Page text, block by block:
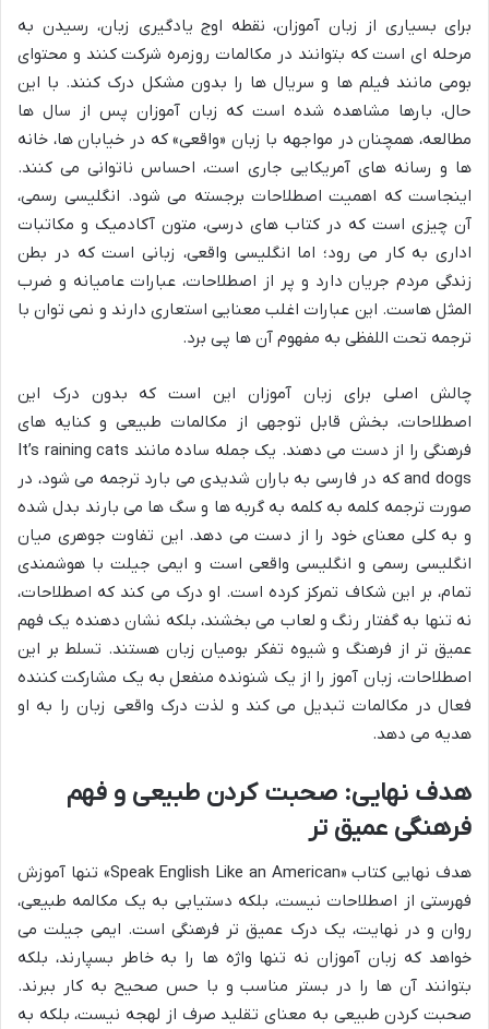
برای بسیاری از زبان آموزان، نقطه اوج یادگیری زبان، رسیدن به
مرحله ای است که بتوانند در مکالمات روزمره شرکت کنند و محتوای
بومی مانند فیلم ها و سریال ها را بدون مشکل درک کنند. با این
حال، بارها مشاهده شده است که زبان آموزان پس از سال ها
مطالعه، همچنان در مواجهه با زبان «واقعی» که در خیابان ها، خانه
ها و رسانه های آمریکایی جاری است، احساس ناتوانی می کنند.
اینجاست که اهمیت اصطلاحات برجسته می شود. انگلیسی رسمی،
آن چیزی است که در کتاب های درسی، متون آکادمیک و مکاتبات
اداری به کار می رود؛ اما انگلیسی واقعی، زبانی است که در بطن
زندگی مردم جریان دارد و پر از اصطلاحات، عبارات عامیانه و ضرب
المثل هاست. این عبارات اغلب معنایی استعاری دارند و نمی توان با
ترجمه تحت اللفظی به مفهوم آن ها پی برد.
چالش اصلی برای زبان آموزان این است که بدون درک این
اصطلاحات، بخش قابل توجهی از مکالمات طبیعی و کنایه های
فرهنگی را از دست می دهند. یک جمله ساده مانند It’s raining cats
and dogs که در فارسی به باران شدیدی می بارد ترجمه می شود، در
صورت ترجمه کلمه به کلمه به گربه ها و سگ ها می بارند بدل شده
و به کلی معنای خود را از دست می دهد. این تفاوت جوهری میان
انگلیسی رسمی و انگلیسی واقعی است و ایمی جیلت با هوشمندی
تمام، بر این شکاف تمرکز کرده است. او درک می کند که اصطلاحات،
نه تنها به گفتار رنگ و لعاب می بخشند، بلکه نشان دهنده یک فهم
عمیق تر از فرهنگ و شیوه تفکر بومیان زبان هستند. تسلط بر این
اصطلاحات، زبان آموز را از یک شنونده منفعل به یک مشارکت کننده
فعال در مکالمات تبدیل می کند و لذت درک واقعی زبان را به او
هدیه می دهد.
هدف نهایی: صحبت کردن طبیعی و فهم
فرهنگی عمیق تر
هدف نهایی کتاب «Speak English Like an American» تنها آموزش
فهرستی از اصطلاحات نیست، بلکه دستیابی به یک مکالمه طبیعی،
روان و در نهایت، یک درک عمیق تر فرهنگی است. ایمی جیلت می
خواهد که زبان آموزان نه تنها واژه ها را به خاطر بسپارند، بلکه
بتوانند آن ها را در بستر مناسب و با حس صحیح به کار ببرند.
صحبت کردن طبیعی به معنای تقلید صرف از لهجه نیست، بلکه به